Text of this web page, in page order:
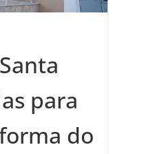
para
do